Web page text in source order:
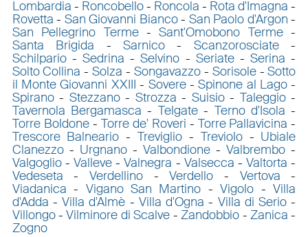
Lombardia - Roncobello- Roncola - Rota d'Imagna -
Rovetta - San Giovanni Bianco- San Paolo d'Argon -
San Pellegrino Terme-Sant'Omobono Terme-
Santa Brigida - Sarnico - Scanzorosciate-
Schilpario- Sedrina -Selvino - Seriate-Serina -
Solto Collina -Solza - Songavazzo- Sorisole-Sotto
il Monte Giovanni XXIII - Sovere-Spinone al Lago -
Spirano- Stezzano- Strozza - Suisio- Taleggio-
Tavernola Bergamasca - Telgate- Terno d'Isola -
Torre Boldone- Torre de' Roveri - Torre Pallavicina -
Trescore Balneario -Treviglio - Treviolo- Ubiale
Clanezzo- Urgnano-Valbondione -Valbrembo -
Valgoglio- Valleve-Valnegra - Valsecca -Valtorta -
Vedeseta - Verdellino-Verdello - Vertova -
Viadanica - Vigano San Martino -Vigolo -Villa
d'Adda -Villa d'Almè - Villa d'Ogna - Villa di Serio -
Villongo-Vilminore di Scalve -Zandobbio -Zanica -
Zogno